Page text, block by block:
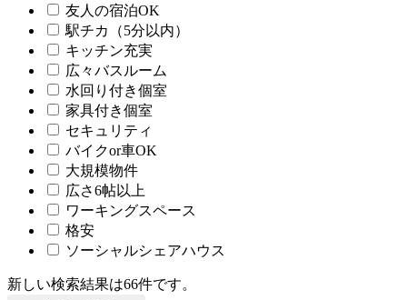
友人の宿泊OK
駅チカ（5分以内）
キッチン充実
広々バスルーム
水回り付き個室
家具付き個室
セキュリティ
バイクor車OK
大規模物件
広さ6帖以上
ワーキングスペース
格安
ソーシャルシェアハウス
新しい検索結果は66件です。